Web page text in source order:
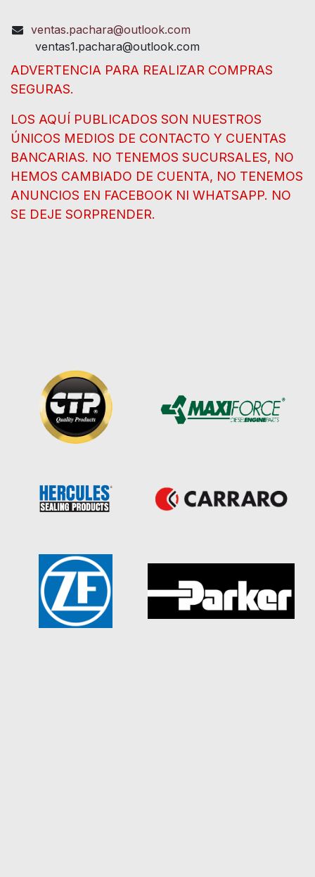
ventas.pachara@outlook.com
ventas1.pachara@outlook.com
ADVERTENCIA PARA REALIZAR COMPRAS
SEGURAS.
LOS AQUÍ PUBLICADOS SON NUESTROS
ÚNICOS MEDIOS DE CONTACTO Y CUENTAS
BANCARIAS. NO TENEMOS SUCURSALES, NO
HEMOS CAMBIADO DE CUENTA, NO TENEMOS
ANUNCIOS EN FACEBOOK NI WHATSAPP. NO
SE DEJE SORPRENDER.